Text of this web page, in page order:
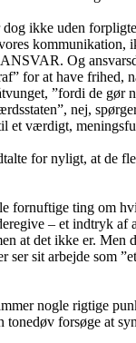
ikke uden
kommunikation,
Og
for at have frihed,
”fordi de gør
nej,
et værdigt,
for nyligt, at de
fornuftige ting om
– et indtryk af
at det ikke er. Men
ser sit arbejde som
nogle rigtige
tonedøv forsøge at